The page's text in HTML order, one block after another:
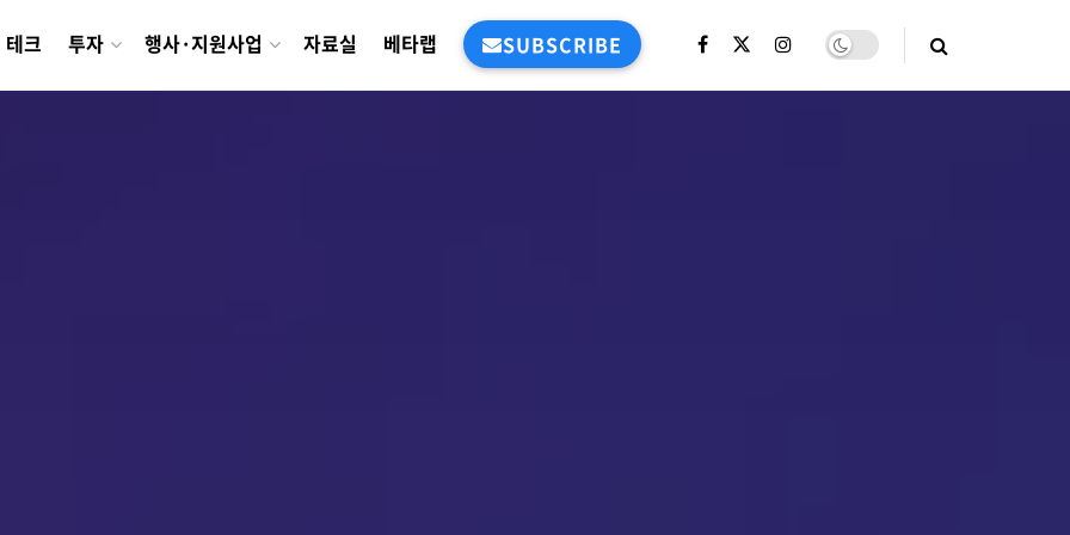
테크 투자 행사·지원사업 자료실 베타랩 SUBSCRIBE